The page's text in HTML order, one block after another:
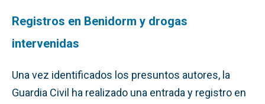
Registros en Benidorm y drogas
intervenidas
Una vez identificados los presuntos autores, la
Guardia Civil ha realizado una entrada y registro en